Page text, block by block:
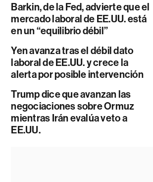
Barkin, de la Fed, advierte que el
mercado laboral de EE.UU. está
en un “equilibrio débil”
Yen avanza tras el débil dato
laboral de EE.UU. y crece la
alerta por posible intervención
Trump dice que avanzan las
negociaciones sobre Ormuz
mientras Irán evalúa veto a
EE.UU.